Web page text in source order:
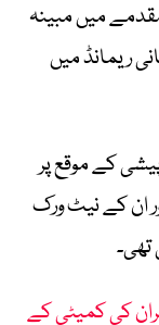
میں مبینہ
ریمانڈ میں
کے موقع پر
ان کے نیٹ ورک
کی کمیٹی کے